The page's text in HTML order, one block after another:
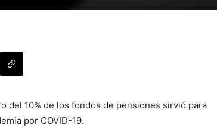
del 10% de los fondos de pensiones sirvió para
por COVID-19.